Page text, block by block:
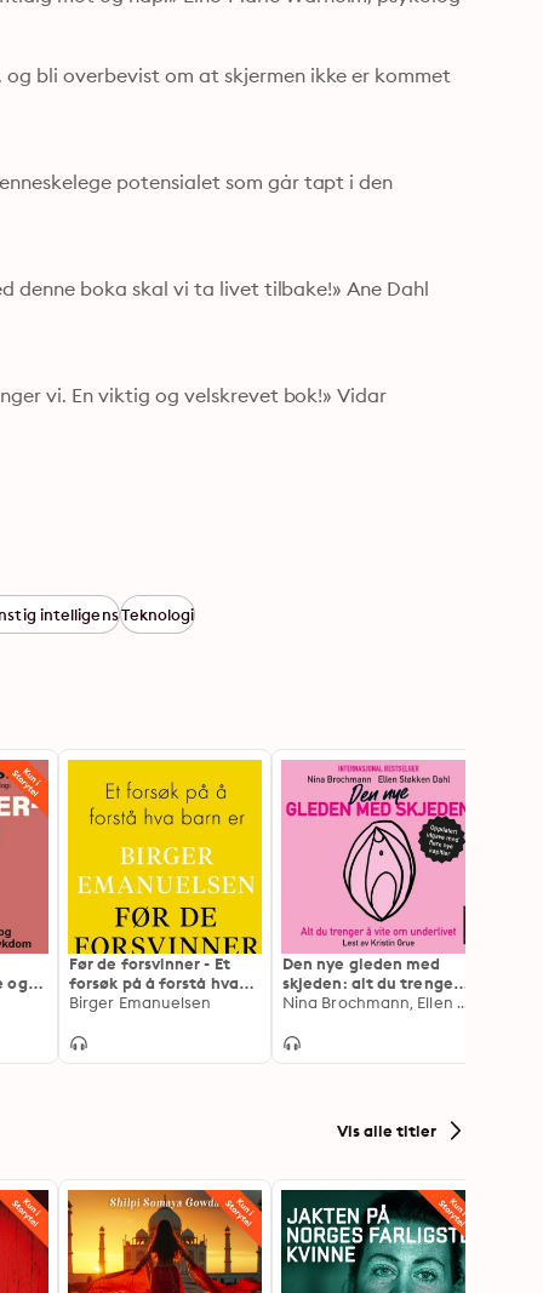
bli overbevist om at skjermen ikke er kommet
potensialet som går tapt i den
denne boka skal vi ta livet tilbake!» Ane Dahl
vi. En viktig og velskrevet bok!» Vidar
intelligensTeknologi
og
Før de forsvinner - Et
forsøk på å forstå hva
barn er
Birger Emanuelsen
Den nye gleden med
skjeden: alt du trenger å
vite om underlivet
Nina Brochmann, Ellen Støkken Dahl
Vis alle titler